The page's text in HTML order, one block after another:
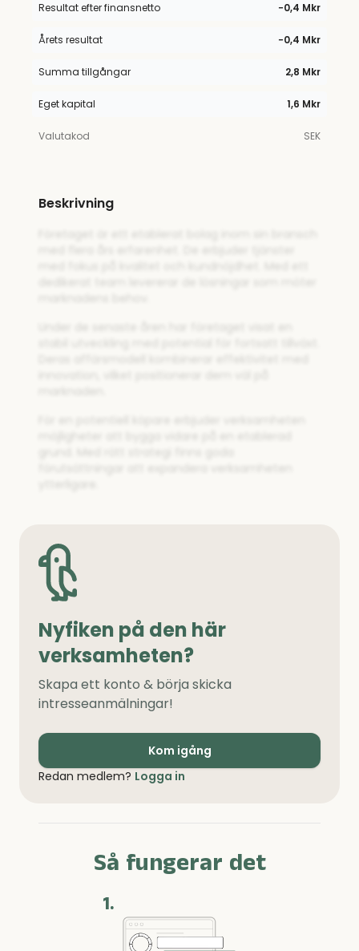
Resultat efter finansnetto −0,4 Mkr
Årets resultat −0,4 Mkr
Summa tillgångar 2,8 Mkr
Eget kapital 1,6 Mkr
Valutakod SEK
Beskrivning
Nyfiken på den här
verksamheten?
Skapa ett konto & börja skicka
intresseanmälningar!
Kom igång
Redan medlem? Logga in
Så fungerar det
1.